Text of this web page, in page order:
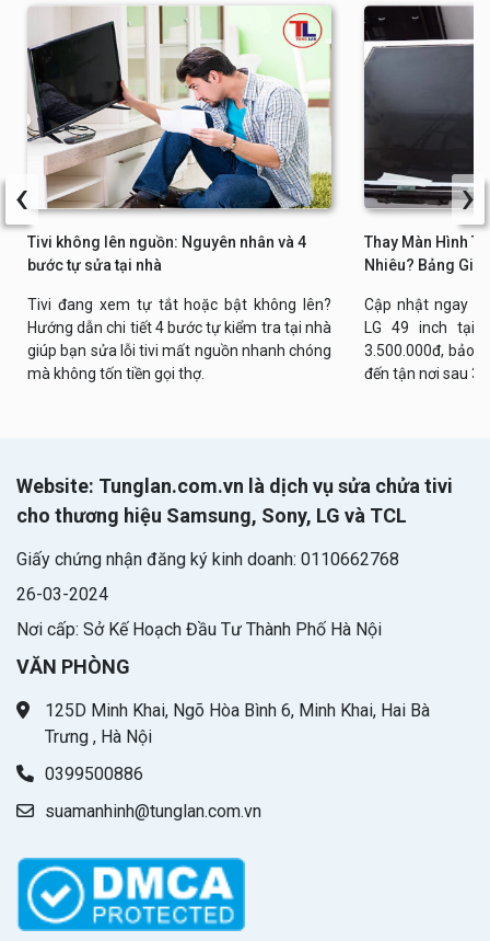
Tivi không lên nguồn: Nguyên nhân và 4
bước tự sửa tại nhà
Tivi đang xem tự tắt hoặc bật không lên?
Hướng dẫn chi tiết 4 bước tự kiểm tra tại nhà
giúp bạn sửa lỗi tivi mất nguồn nhanh chóng
mà không tốn tiền gọi thợ.
Thay Màn Hình
Nhiêu? Bảng Giá
Cập nhật ngay
LG 49 inch tại
3.500.000đ, bảo
đến tận nơi sau
‹ ›
Website: Tunglan.com.vn là dịch vụ sửa chửa tivi
cho thương hiệu Samsung, Sony, LG và TCL
Giấy chứng nhận đăng ký kinh doanh: 0110662768
26-03-2024
Nơi cấp: Sở Kế Hoạch Đầu Tư Thành Phố Hà Nội
VĂN PHÒNG
125D Minh Khai, Ngõ Hòa Bình 6, Minh Khai, Hai Bà
Trưng , Hà Nội
0399500886
suamanhinh@tunglan.com.vn